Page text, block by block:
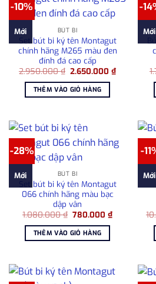
-10%
Mới BÚT BI
Set bút bi ký tên Montagut
chính hãng M265 màu đen
đính đá cao cấp
2.950.000₫ Giá
là:
2.950.000 ₫.
2.650.000₫Giá
hiện
THÊM VÀO GIỎ HÀNG
-
Mới
-28%
Mới BÚT BI
Set bút bi ký tên Montagut
066 chính hãng màu bạc
dập vân
1.080.000₫ Giá
là:
1.080.000 ₫.
780.000₫Giá
hiện
THÊM VÀO GIỎ HÀNG
-
Mới